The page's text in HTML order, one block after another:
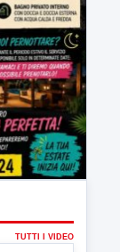
TUTTI I VIDEO